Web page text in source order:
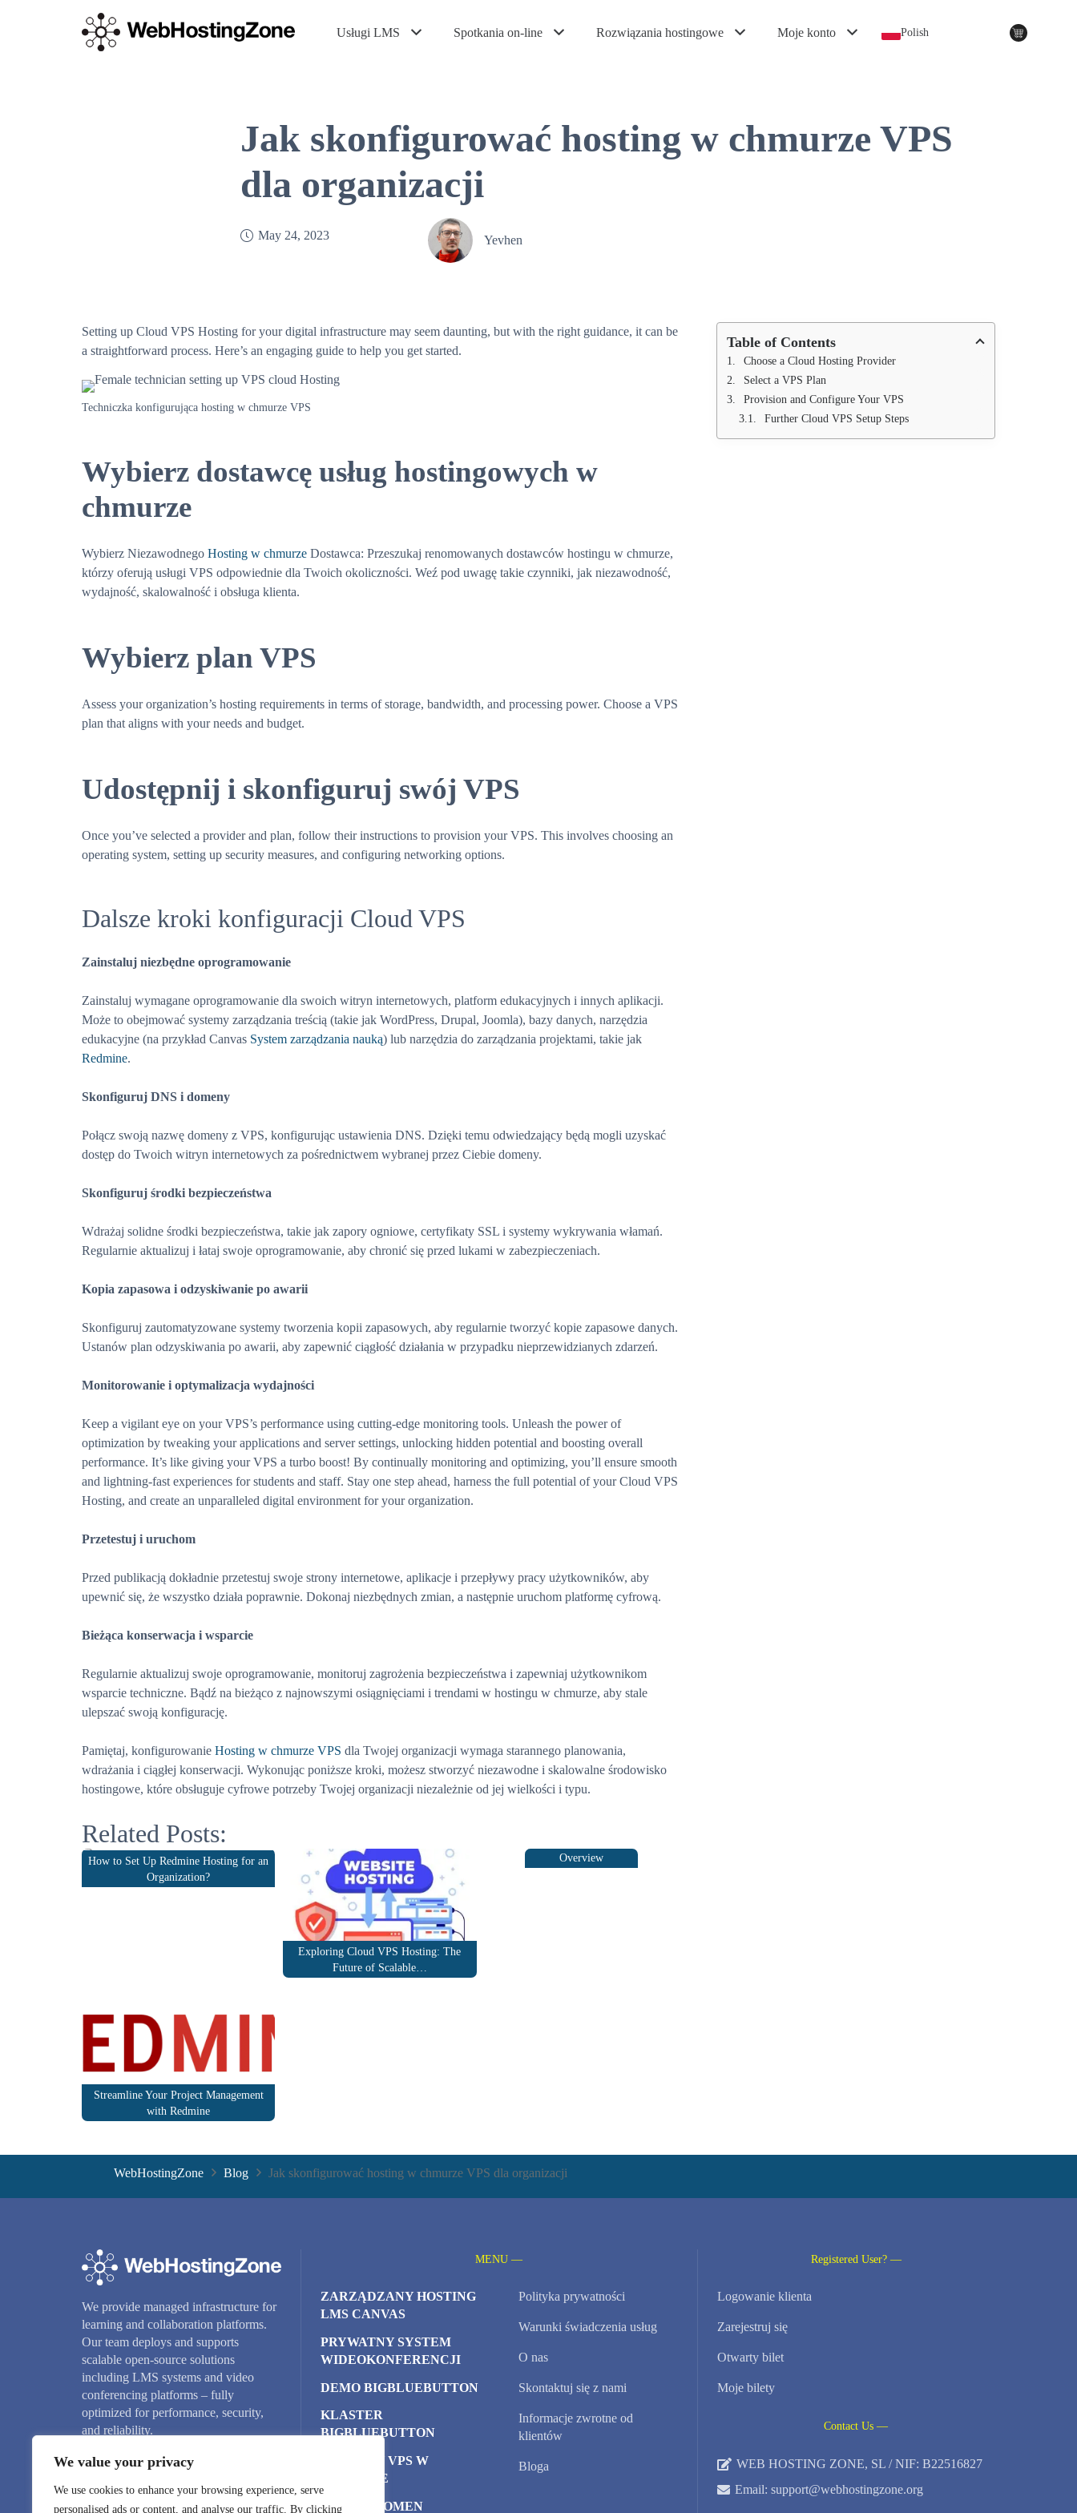
We value your privacy
We use cookies to enhance your browsing experience, serve
personalised ads or content, and analyse our traffic. By clicking
Usługi LMS Spotkania on-line Rozwiązania hostingowe Moje konto Polish
Jak skonfigurować hosting w chmurze VPS
dla organizacji
May 24, 2023 Yevhen
Setting up Cloud VPS Hosting for your digital infrastructure may seem daunting, but with the right guidance, it can be
a straightforward process. Here’s an engaging guide to help you get started.
Techniczka konfigurująca hosting w chmurze VPS
Wybierz dostawcę usług hostingowych w
chmurze
Wybierz Niezawodnego Hosting w chmurze Dostawca: Przeszukaj renomowanych dostawców hostingu w chmurze,
którzy oferują usługi VPS odpowiednie dla Twoich okoliczności. Weź pod uwagę takie czynniki, jak niezawodność,
wydajność, skalowalność i obsługa klienta.
Wybierz plan VPS
Assess your organization’s hosting requirements in terms of storage, bandwidth, and processing power. Choose a VPS
plan that aligns with your needs and budget.
Udostępnij i skonfiguruj swój VPS
Once you’ve selected a provider and plan, follow their instructions to provision your VPS. This involves choosing an
operating system, setting up security measures, and configuring networking options.
Dalsze kroki konfiguracji Cloud VPS
Zainstaluj niezbędne oprogramowanie
Zainstaluj wymagane oprogramowanie dla swoich witryn internetowych, platform edukacyjnych i innych aplikacji.
Może to obejmować systemy zarządzania treścią (takie jak WordPress, Drupal, Joomla), bazy danych, narzędzia
edukacyjne (na przykład Canvas System zarządzania nauką) lub narzędzia do zarządzania projektami, takie jak
Redmine.
Skonfiguruj DNS i domeny
Połącz swoją nazwę domeny z VPS, konfigurując ustawienia DNS. Dzięki temu odwiedzający będą mogli uzyskać
dostęp do Twoich witryn internetowych za pośrednictwem wybranej przez Ciebie domeny.
Skonfiguruj środki bezpieczeństwa
Wdrażaj solidne środki bezpieczeństwa, takie jak zapory ogniowe, certyfikaty SSL i systemy wykrywania włamań.
Regularnie aktualizuj i łataj swoje oprogramowanie, aby chronić się przed lukami w zabezpieczeniach.
Kopia zapasowa i odzyskiwanie po awarii
Skonfiguruj zautomatyzowane systemy tworzenia kopii zapasowych, aby regularnie tworzyć kopie zapasowe danych.
Ustanów plan odzyskiwania po awarii, aby zapewnić ciągłość działania w przypadku nieprzewidzianych zdarzeń.
Monitorowanie i optymalizacja wydajności
Keep a vigilant eye on your VPS’s performance using cutting-edge monitoring tools. Unleash the power of
optimization by tweaking your applications and server settings, unlocking hidden potential and boosting overall
performance. It’s like giving your VPS a turbo boost! By continually monitoring and optimizing, you’ll ensure smooth
and lightning-fast experiences for students and staff. Stay one step ahead, harness the full potential of your Cloud VPS
Hosting, and create an unparalleled digital environment for your organization.
Przetestuj i uruchom
Przed publikacją dokładnie przetestuj swoje strony internetowe, aplikacje i przepływy pracy użytkowników, aby
upewnić się, że wszystko działa poprawnie. Dokonaj niezbędnych zmian, a następnie uruchom platformę cyfrową.
Bieżąca konserwacja i wsparcie
Regularnie aktualizuj swoje oprogramowanie, monitoruj zagrożenia bezpieczeństwa i zapewniaj użytkownikom
wsparcie techniczne. Bądź na bieżąco z najnowszymi osiągnięciami i trendami w hostingu w chmurze, aby stale
ulepszać swoją konfigurację.
Pamiętaj, konfigurowanie Hosting w chmurze VPS dla Twojej organizacji wymaga starannego planowania,
wdrażania i ciągłej konserwacji. Wykonując poniższe kroki, możesz stworzyć niezawodne i skalowalne środowisko
hostingowe, które obsługuje cyfrowe potrzeby Twojej organizacji niezależnie od jej wielkości i typu.
Related Posts:
How to Set Up Redmine Hosting for an
Organization?
Exploring Cloud VPS Hosting: The
Future of Scalable…
Overview
Streamline Your Project Management
with Redmine
Table of Contents
Choose a Cloud Hosting Provider
Select a VPS Plan
Provision and Configure Your VPS
Further Cloud VPS Setup Steps
WebHostingZone Blog Jak skonfigurować hosting w chmurze VPS dla organizacji
We provide managed infrastructure for
learning and collaboration platforms.
Our team deploys and supports
scalable open-source solutions
including LMS systems and video
conferencing platforms – fully
optimized for performance, security,
and reliability.
MENU —
ZARZĄDZANY HOSTING
LMS CANVAS
PRYWATNY SYSTEM
WIDEOKONFERENCJI
DEMO BIGBLUEBUTTON
KLASTER
BIGBLUEBUTTON
SERWERY VPS W
CHMURZE
NAZWY DOMEN
Polityka prywatności
Warunki świadczenia usług
O nas
Skontaktuj się z nami
Informacje zwrotne od
klientów
Bloga
Registered User? —
Logowanie klienta
Zarejestruj się
Otwarty bilet
Moje bilety
Contact Us —
WEB HOSTING ZONE, SL / NIF: B22516827
Email: support@webhostingzone.org